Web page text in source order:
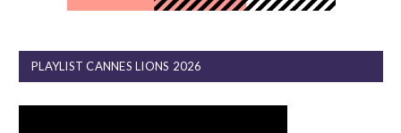
PLAYLIST CANNES LIONS 2026